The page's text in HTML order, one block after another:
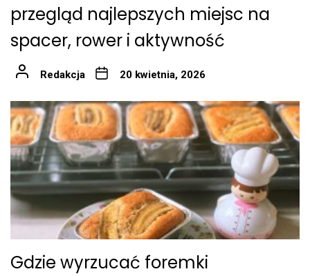
przegląd najlepszych miejsc na
spacer, rower i aktywność
Redakcja 20 kwietnia, 2026
Gdzie wyrzucać foremki